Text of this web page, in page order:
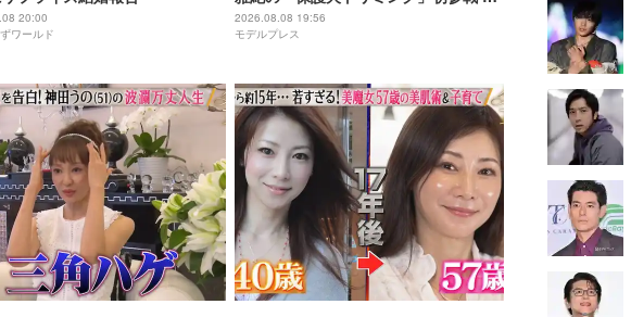
20:00
ワールド
リームチームで心込めて挑む【24時間
テレビ49】
2026.08.08 19:56
モデルプレス